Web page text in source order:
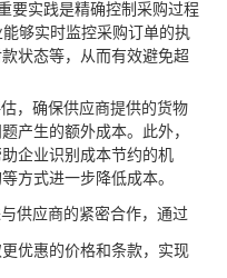
要实践是精确控制采购过程
够实时监控采购订单的执
状态等，从而有效避免超
，确保供应商提供的货物
产生的额外成本。此外，
企业识别成本节约的机
方式进一步降低成本。
供应商的紧密合作，通过
优惠的价格和条款，实现